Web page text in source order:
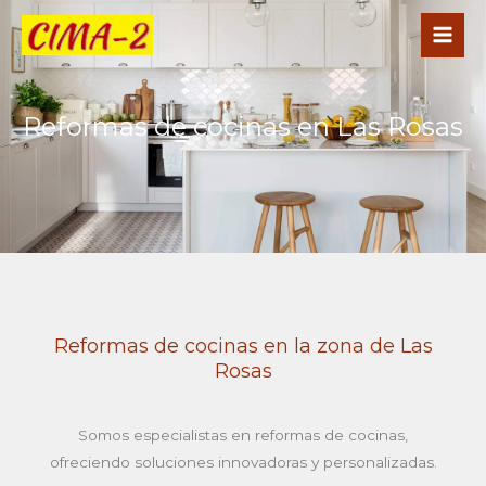
contenido
Reformas de cocinas en Las Rosas
Reformas de cocinas en la zona de Las
Rosas
Somos especialistas en reformas de cocinas,
ofreciendo soluciones innovadoras y personalizadas.